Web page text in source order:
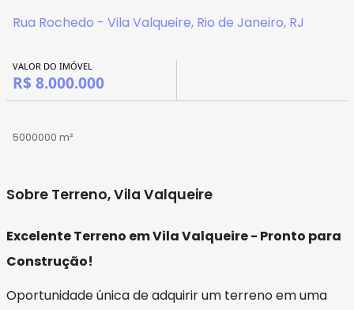
Rua Rochedo - Vila Valqueire, Rio de Janeiro, RJ
VALOR DO IMÓVEL
R$ 8.000.000
5000000 m²
Sobre Terreno, Vila Valqueire
Excelente Terreno em Vila Valqueire - Pronto para
Construção!
Oportunidade única de adquirir um terreno em uma